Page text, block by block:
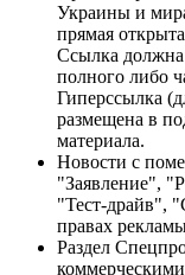
Украины и
прямая
Ссылка должна
полного либо
Гиперссылка
размещена в
материала.
Новости с
"Заявление",
"Тест-драйв",
правах
Раздел